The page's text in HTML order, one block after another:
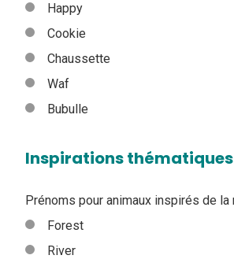
Happy
Cookie
Chaussette
Waf
Bubulle
Inspirations thématiques
Prénoms pour animaux inspirés de la
Forest
River